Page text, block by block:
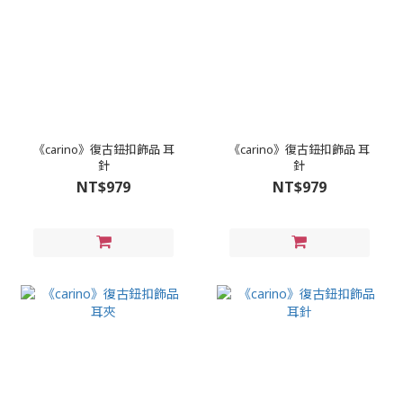
《carino》復古鈕扣飾品 耳
針
NT$979
《carino》復古鈕扣飾品 耳
針
NT$979